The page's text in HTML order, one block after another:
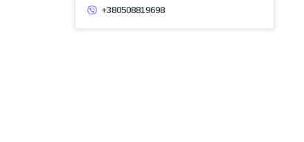
+380508819698